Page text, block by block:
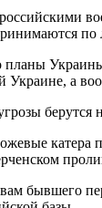
Украине, а
бывшего